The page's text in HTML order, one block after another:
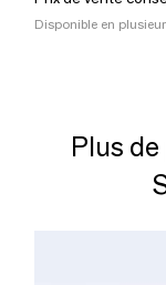
Disponible en
Plus